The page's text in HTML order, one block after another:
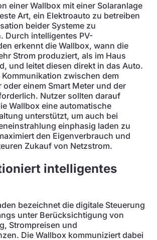
einer Wallbox mit einer Solaranlage
Art, ein Elektroauto zu betreiben
beider Systeme zu
Durch intelligentes PV-
erkennt die Wallbox, wann die
Strom produziert, als im Haus
und leitet diesen direkt in das Auto.
zwischen dem
einem Smart Meter und der
Nutzer sollten darauf
Wallbox eine automatische
unterstützt, um auch bei
einphasig laden zu
den Eigenverbrauch und
Zukauf von Netzstrom.
intelligentes
bezeichnet die digitale Steuerung
unter Berücksichtigung von
Strompreisen und
Die Wallbox kommuniziert dabei